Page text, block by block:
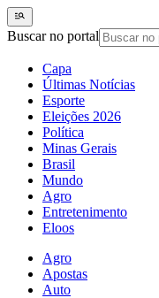
Buscar no portal
Capa
Últimas Notícias
Esporte
Eleições 2026
Política
Minas Gerais
Brasil
Mundo
Agro
Entretenimento
Eloos
Agro
Apostas
Auto